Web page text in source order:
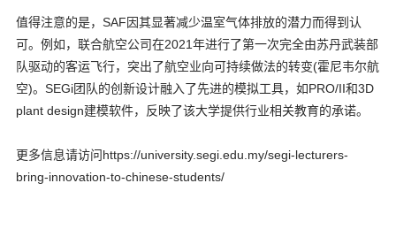
值得注意的是，SAF因其显著减少温室气体排放的潜力而得到认
可。例如，联合航空公司在2021年进行了第一次完全由苏丹武装部
队驱动的客运飞行，突出了航空业向可持续做法的转变(霍尼韦尔航
空)。SEGi团队的创新设计融入了先进的模拟工具，如PRO/II和3D
plant design建模软件，反映了该大学提供行业相关教育的承诺。
更多信息请访问https://university.segi.edu.my/segi-lecturers-
bring-innovation-to-chinese-students/